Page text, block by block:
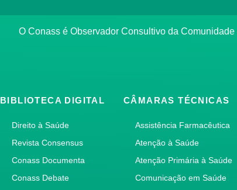
O Conass é Observador Consultivo da
BIBLIOTECA DIGITAL
Direito à Saúde
Revista Consensus
Conass Documenta
Conass Debate
CÂMARAS TÉCNICAS
Assistência Farmacêutica
Atenção à Saúde
Atenção Primária à Saúde
Comunicação em Saúde